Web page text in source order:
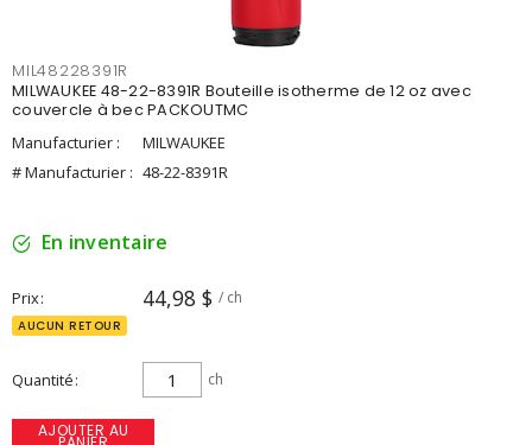
MIL48228391R
MILWAUKEE 48-22-8391R Bouteille isotherme de 12 oz avec
couvercle à bec PACKOUTMC
Manufacturier :
MILWAUKEE
# Manufacturier : 48-22-8391R
En inventaire
Prix 44,98 $ / ch
AUCUN RETOUR
Quantité ch
AJOUTER AU